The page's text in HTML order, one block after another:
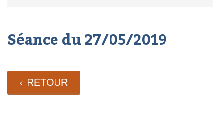
Séance du 27/05/2019
RETOUR